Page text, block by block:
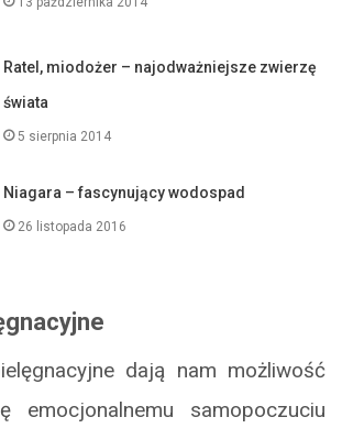
Ratel, miodożer – najodważniejsze zwierzę
świata
5 sierpnia 2014
Niagara – fascynujący wodospad
26 listopada 2016
dają nam możliwość
emocjonalnemu samopoczuciu